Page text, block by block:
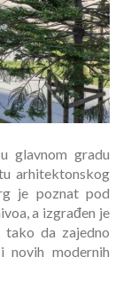
glavnom gradu
arhitektonskog
je poznat pod
a izgrađen je
tako da zajedno
novih modernih